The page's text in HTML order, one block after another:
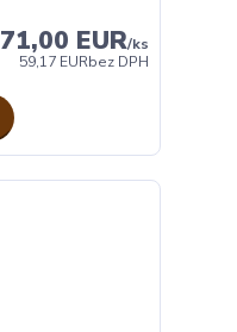
71,00 EUR/ks
59,17 EURbez DPH